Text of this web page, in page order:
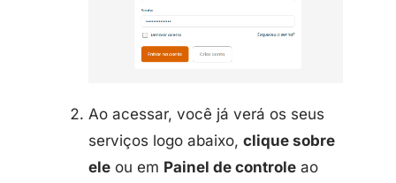
Ao acessar, você já verá os seus
serviços logo abaixo, clique sobre
ele ou em Painel de controle ao